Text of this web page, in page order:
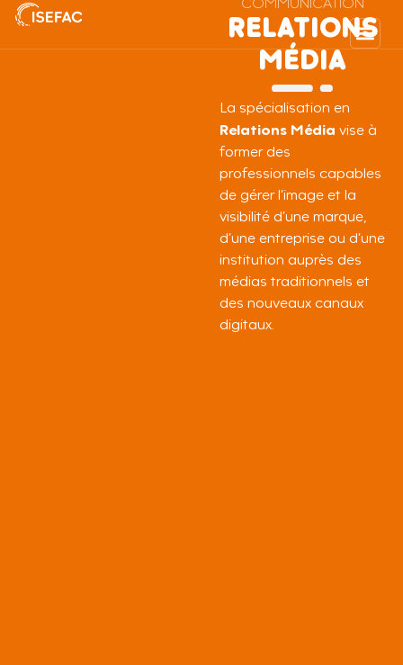
RELATIONS
MÉDIA
La spécialisation en
Relations Média vise à
former des
professionnels capables
de gérer l’image et la
visibilité d’une marque,
d’une entreprise ou d’une
institution auprès des
médias traditionnels et
des nouveaux canaux
digitaux.